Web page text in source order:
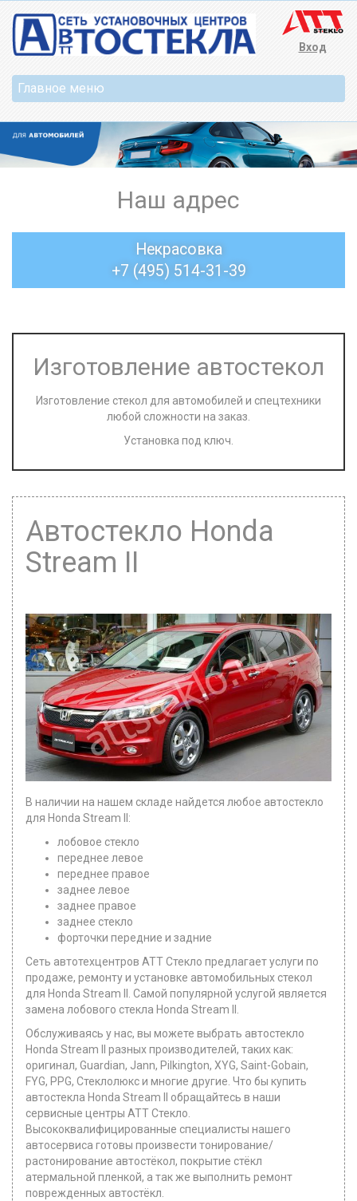
Вход
Наш адрес
Некрасовка
+7 (495) 514-31-39
Изготовление автостекол
Изготовление стекол для автомобилей и спецтехники
любой сложности на заказ.
Установка под ключ.
Автостекло Honda
Stream II
В наличии на нашем складе найдется любое автостекло
для Honda Stream II:
лобовое стекло
переднее левое
переднее правое
заднее левое
заднее правое
заднее стекло
форточки передние и задние
Сеть автотехцентров ATT Стекло предлагает услуги по
продаже, ремонту и установке автомобильных стекол
для Honda Stream II. Самой популярной услугой является
замена лобового стекла Honda Stream II.
Обслуживаясь у нас, вы можете выбрать автостекло
Honda Stream II разных производителей, таких как:
оригинал, Guardian, Jann, Pilkington, XYG, Saint-Gobain,
FYG, PPG, Стеклолюкс и многие другие. Что бы купить
автостекла Honda Stream II обращайтесь в наши
сервисные центры ATT Стекло.
Высококвалифицированные специалисты нашего
автосервиса готовы произвести тонирование/
растонирование автостёкол, покрытие стёкл
атермальной пленкой, а так же выполнить ремонт
поврежденных автостёкл.